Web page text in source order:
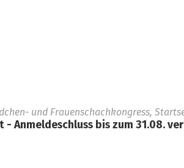
und Frauenschachkongress,
- Anmeldeschluss bis zum 31.08.